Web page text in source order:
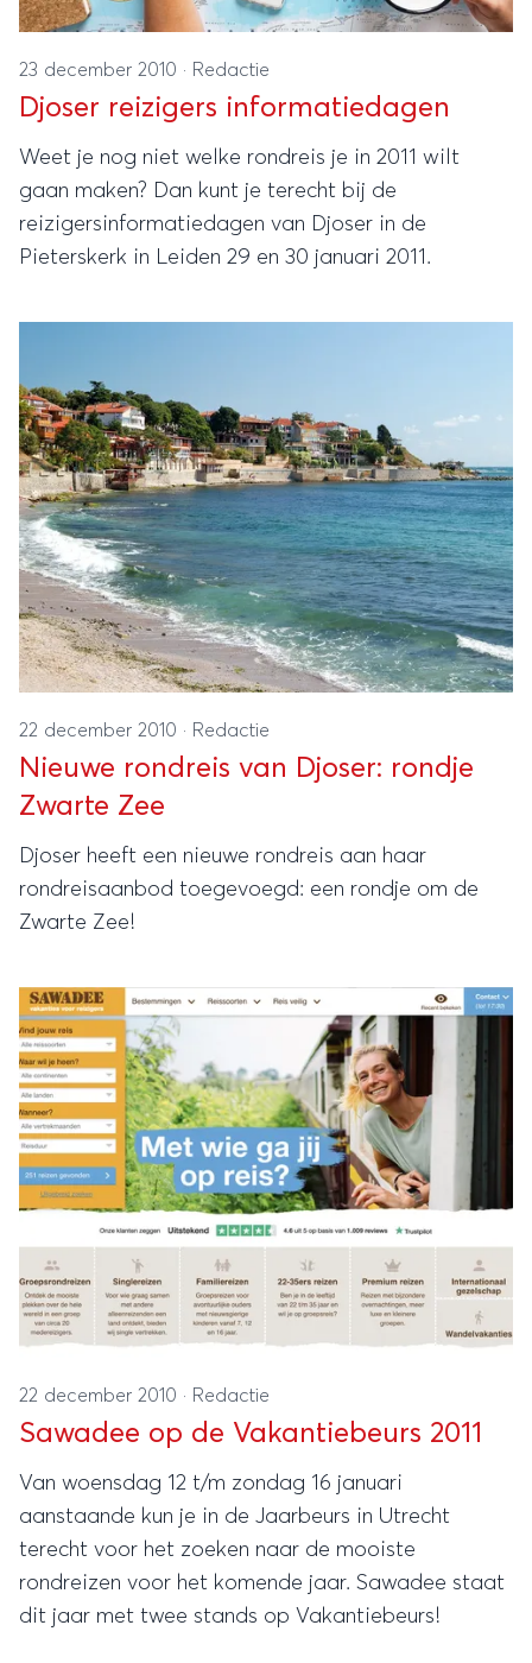
23 december 2010 · Redactie
Djoser reizigers informatiedagen
Weet je nog niet welke rondreis je in 2011 wilt
gaan maken? Dan kunt je terecht bij de
reizigersinformatiedagen van Djoser in de
Pieterskerk in Leiden 29 en 30 januari 2011.
22 december 2010 · Redactie
Nieuwe rondreis van Djoser: rondje
Zwarte Zee
Djoser heeft een nieuwe rondreis aan haar
rondreisaanbod toegevoegd: een rondje om de
Zwarte Zee!
22 december 2010 · Redactie
Sawadee op de Vakantiebeurs 2011
Van woensdag 12 t/m zondag 16 januari
aanstaande kun je in de Jaarbeurs in Utrecht
terecht voor het zoeken naar de mooiste
rondreizen voor het komende jaar. Sawadee staat
dit jaar met twee stands op Vakantiebeurs!